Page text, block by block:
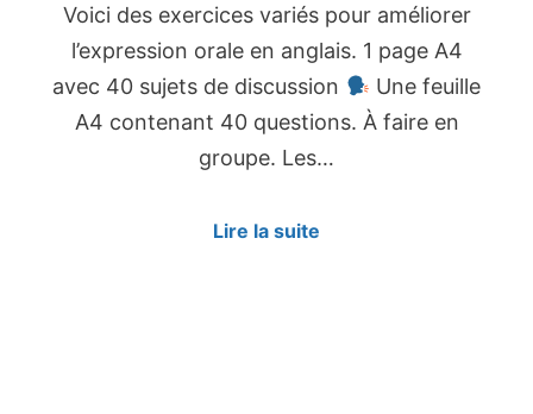
Voici des exercices variés pour améliorer
l’expression orale en anglais. 1 page A4
avec 40 sujets de discussion
Une feuille
A4 contenant 40 questions. À faire en
groupe. Les…
Lire la suite